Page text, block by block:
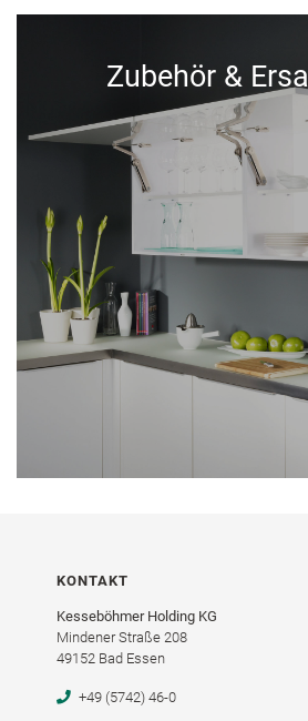
Zubehör &
KONTAKT
Kesseböhmer Holding KG
Mindener Straße 208
49152 Bad Essen
+49 (5742) 46-0